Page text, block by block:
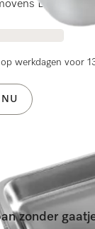
DG
werkdagen voor
NU
zonder